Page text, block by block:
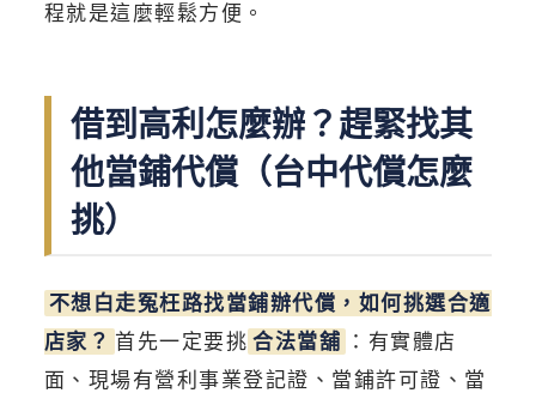
程就是這麼輕鬆方便。
借到高利怎麼辦？趕緊找其
他當鋪代償（台中代償怎麼
挑）
不想白走冤枉路找當鋪辦代償，如何挑選合適
店家？ 首先一定要挑 合法當舖 ：有實體店
面、現場有營利事業登記證、當鋪許可證、當